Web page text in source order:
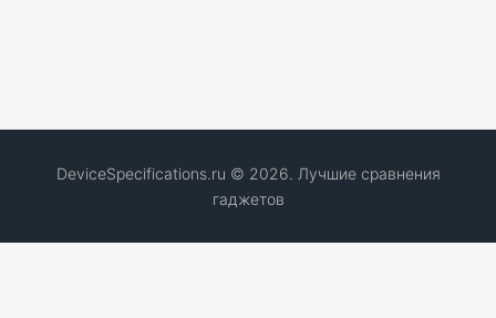
DeviceSpecifications.ru © 2026. Лучшие сравнения
гаджетов